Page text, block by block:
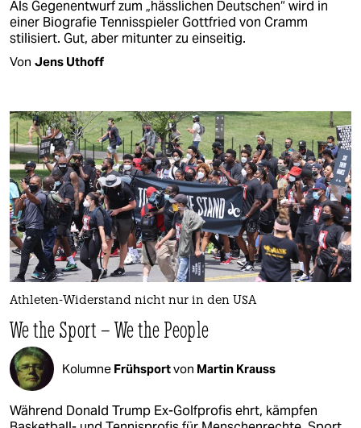
Als Gegenentwurf zum „hässlichen Deutschen“ wird in
einer Biografie Tennisspieler Gottfried von Cramm
stilisiert. Gut, aber mitunter zu einseitig.
Von Jens Uthoff
Athleten-Widerstand nicht nur in den USA
We the Sport – We the People
Kolumne Frühsportvon Martin Krauss
Während Donald Trump Ex-Golfprofis ehrt, kämpfen